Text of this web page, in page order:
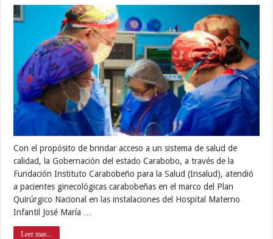
Con el propósito de brindar acceso a un sistema de salud de
calidad, la Gobernación del estado Carabobo, a través de la
Fundación Instituto Carabobeño para la Salud (Insalud), atendió
a pacientes ginecológicas carabobeñas en el marco del Plan
Quirúrgico Nacional en las instalaciones del Hospital Materno
Infantil José María …
Leer mas...